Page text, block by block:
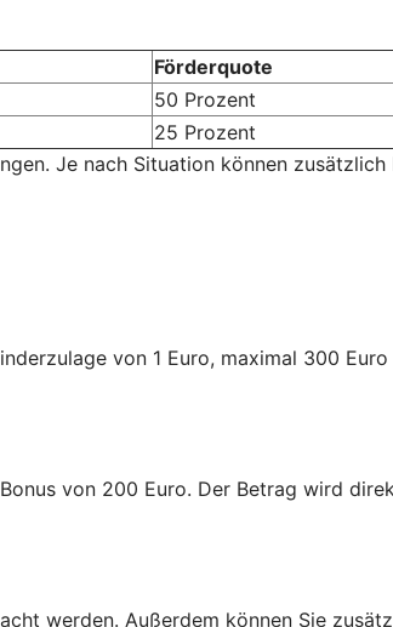
Förderquote
50 Prozent
25 Prozent
Je nach Situation können
von 1 Euro, maximal 300
von 200 Euro. Der Betrag wird
werden. Außerdem können Sie